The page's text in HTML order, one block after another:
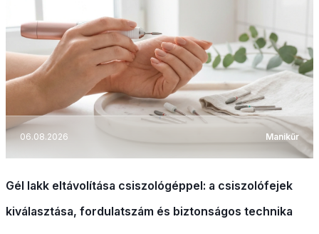
06.08.2026 Manikűr
Gél lakk eltávolítása csiszológéppel: a csiszolófejek
kiválasztása, fordulatszám és biztonságos technika